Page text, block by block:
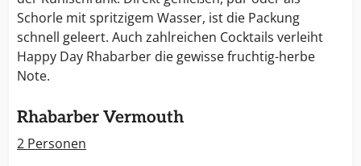
Schorle mit spritzigem Wasser, ist die Packung
schnell geleert. Auch zahlreichen Cocktails verleiht
Happy Day Rhabarber die gewisse fruchtig-herbe
Note.
Rhabarber Vermouth
2 Personen